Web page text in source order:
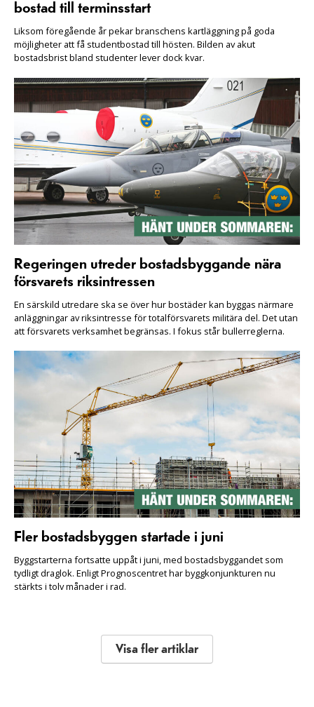
bostad till terminsstart
Liksom föregående år pekar branschens kartläggning på goda
möjligheter att få studentbostad till hösten. Bilden av akut
bostadsbrist bland studenter lever dock kvar.
Regeringen utreder bostadsbyggande nära
försvarets riksintressen
En särskild utredare ska se över hur bostäder kan byggas närmare
anläggningar av riksintresse för totalförsvarets militära del. Det utan
att försvarets verksamhet begränsas. I fokus står bullerreglerna.
Fler bostadsbyggen startade i juni
Byggstarterna fortsatte uppåt i juni, med bostadsbyggandet som
tydligt draglok. Enligt Prognoscentret har byggkonjunkturen nu
stärkts i tolv månader i rad.
Visa fler artiklar